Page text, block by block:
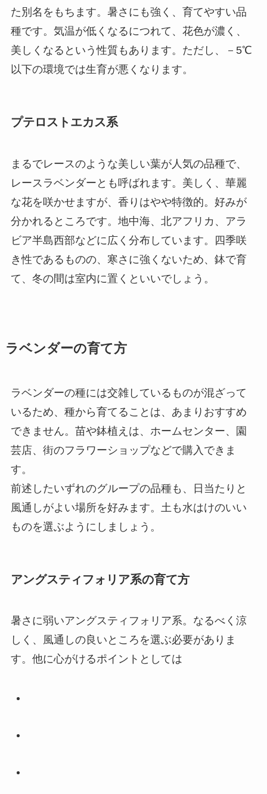
た別名をもちます。暑さにも強く、育てやすい品
種です。気温が低くなるにつれて、花色が濃く、
美しくなるという性質もあります。ただし、－5℃
以下の環境では生育が悪くなります。
プテロストエカス系
まるでレースのような美しい葉が人気の品種で、
レースラベンダーとも呼ばれます。美しく、華麗
な花を咲かせますが、香りはやや特徴的。好みが
分かれるところです。地中海、北アフリカ、アラ
ビア半島西部などに広く分布しています。四季咲
き性であるものの、寒さに強くないため、鉢で育
て、冬の間は室内に置くといいでしょう。
ラベンダーの育て方
ラベンダーの種には交雑しているものが混ざって
いるため、種から育てることは、あまりおすすめ
できません。苗や鉢植えは、ホームセンター、園
芸店、街のフラワーショップなどで購入できま
す。
前述したいずれのグループの品種も、日当たりと
風通しがよい場所を好みます。土も水はけのいい
ものを選ぶようにしましょう。
アングスティフォリア系の育て方
暑さに弱いアングスティフォリア系。なるべく涼
しく、風通しの良いところを選ぶ必要がありま
す。他に心がけるポイントとしては